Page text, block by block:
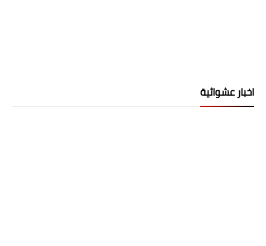
اخبار عشوائية